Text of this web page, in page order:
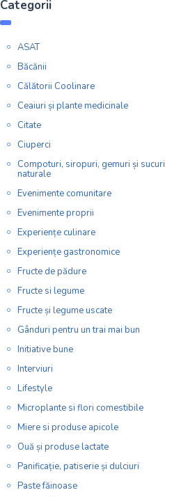
Categorii
ASAT
Băcănii
Călătorii Coolinare
Ceaiuri și plante medicinale
Citate
Ciuperci
Compoturi, siropuri, gemuri și sucuri
naturale
Evenimente comunitare
Evenimente proprii
Experiențe culinare
Experiențe gastronomice
Fructe de pădure
Fructe si legume
Fructe și legume uscate
Gânduri pentru un trai mai bun
Initiative bune
Interviuri
Lifestyle
Microplante si flori comestibile
Miere si produse apicole
Ouă și produse lactate
Panificație, patiserie și dulciuri
Paste făinoase